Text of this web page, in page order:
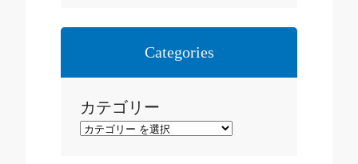
カ
Categories
カテゴリー